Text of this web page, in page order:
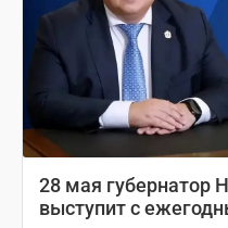
28 мая губернатор
выступит с